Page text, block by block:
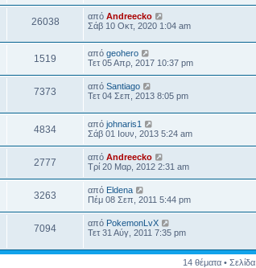
26038 από Andreecko
Σάβ 10 Οκτ, 2020 1:04 am
1519 από geohero
Τετ 05 Απρ, 2017 10:37 pm
7373 από Santiago
Τετ 04 Σεπ, 2013 8:05 pm
4834 από johnaris1
Σάβ 01 Ιουν, 2013 5:24 am
2777 από Andreecko
Τρί 20 Μαρ, 2012 2:31 am
3263 από Eldena
Πέμ 08 Σεπ, 2011 5:44 pm
7094 από PokemonLvX
Τετ 31 Αύγ, 2011 7:35 pm
14 θέματα • Σελίδα